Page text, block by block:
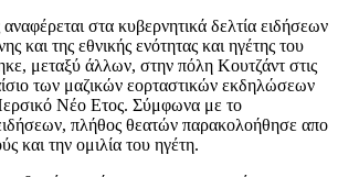
στα κυβερνητικά δελτία ειδήσεων
και της εθνικής ενότητας και ηγέτης του
μεταξύ άλλων, στην πόλη Κουτζάντ στις
των μαζικών εορταστικών εκδηλώσεων
Νέο Ετος. Σύμφωνα με το
πλήθος θεατών παρακολοήθησε απο
και την ομιλία του ηγέτη.